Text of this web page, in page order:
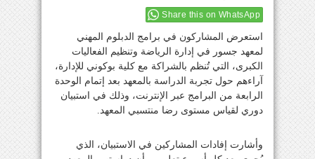
Share this on WhatsApp
استعرض المشاركون في برامج الدبلوم المهني
لمعهد جسور في إدارة الرياضة وتنظيم الفعاليات
الكبرى، التي تُنظم بالشراكة مع كلية بوكوني للإدارة،
آراءهم حول تجربة الدراسة بالمعهد بعد إتمام الوحدة
الرابعة من البرامج عبر الإنترنت، وذلك في استبيان
دوري لقياس مستوى رضا منتسبي المعهد.
وأشارت إفادات المشاركين في الاستبيان، الذي